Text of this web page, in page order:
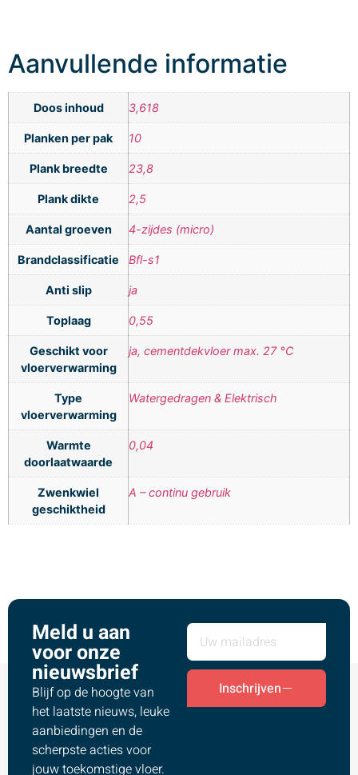
Aanvullende informatie
Doos inhoud 3,618
Planken per pak 10
Plank breedte 23,8
Plank dikte 2,5
Aantal groeven 4-zijdes (micro)
Brandclassificatie Bfl-s1
Anti slip ja
Toplaag 0,55
Geschikt voor
vloerverwarming
ja, cementdekvloer max. 27 °C
Type
vloerverwarming
Watergedragen & Elektrisch
Warmte
doorlaatwaarde
0,04
Zwenkwiel
geschiktheid
A – continu gebruik
Meld u aan
voor onze
nieuwsbrief
Blijf op de hoogte van
het laatste nieuws, leuke
aanbiedingen en de
scherpste acties voor
jouw toekomstige vloer.
Inschrijven